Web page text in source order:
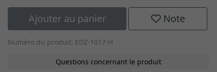
Ajouter au panier Note
Numéro du produit: EDZ-1017-H
Questions concernant le produit